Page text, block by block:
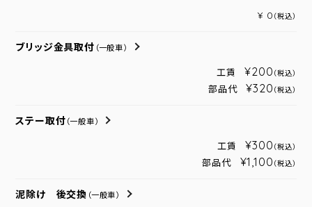
¥ 0 （税込）
ブリッジ金具取付 （一般車）
工賃 ¥200 （税込）
部品代 ¥320 （税込）
ステー取付 （一般車）
工賃 ¥300 （税込）
部品代 ¥1,100 （税込）
泥除け 後交換 （一般車）